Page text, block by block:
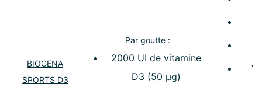
BIOGENA
SPORTS D3
Par goutte :
2000 UI de vitamine
D3 (50 µg)